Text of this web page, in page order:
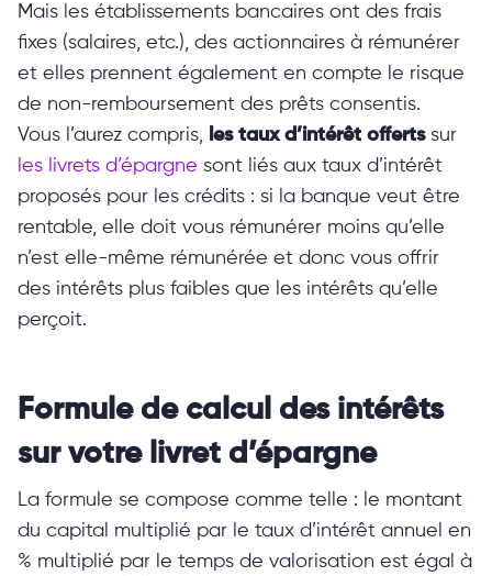
Mais les établissements bancaires ont des frais
fixes (salaires, etc.), des actionnaires à rémunérer
et elles prennent également en compte le risque
de non-remboursement des prêts consentis.
Vous l’aurez compris, les taux d’intérêt offertssur
les livrets d’épargne sont liés aux taux d’intérêt
proposés pour les crédits : si la banque veut être
rentable, elle doit vous rémunérer moins qu’elle
n’est elle-même rémunérée et donc vous offrir
des intérêts plus faibles que les intérêts qu’elle
perçoit.
Formule de calcul des intérêts
sur votre livret d’épargne
La formule se compose comme telle : le montant
du capital multiplié par le taux d’intérêt annuel en
% multiplié par le temps de valorisation est égal à